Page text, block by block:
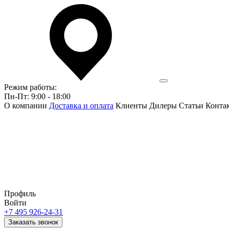
Режим работы:
Пн-Пт: 9:00 - 18:00
О компании Доставка и оплата Клиенты Дилеры Статьи
Профиль
Войти
+7 495 926-24-31
Заказать звонок